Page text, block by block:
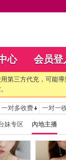
心 会员登
第三方代充，可能
一对多收费 一对一
妹专区 內地主播